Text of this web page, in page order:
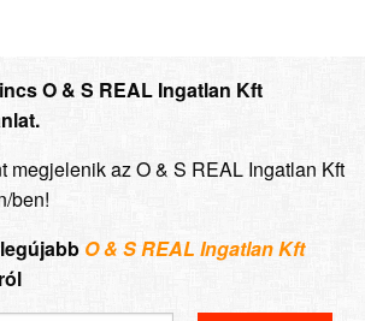
O & S REAL Ingatlan Kft
megjelenik az O & S REAL Ingatlan Kft
ben!
O & S REAL Ingatlan Kft